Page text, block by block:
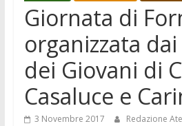
Giornata di
organizzata
dei Giovani di
Casaluce e
3 Novembre 2017 Redazione